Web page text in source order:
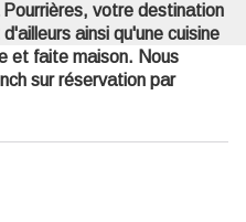
Pourrières, votre destination
ainsi qu'une cuisine
et faite maison. Nous
sur réservation par